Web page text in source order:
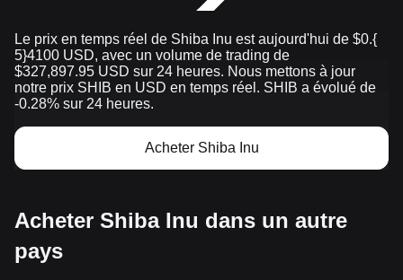
Le prix en temps réel de Shiba Inu est aujourd'hui de $0.{​
5}4100 USD, avec un volume de trading de
$327,897.95 USD sur 24 heures. Nous mettons à jour
notre prix SHIB en USD en temps réel. SHIB a évolué de
-0.28% sur 24 heures.
Acheter Shiba Inu
Acheter Shiba Inu dans un autre
pays